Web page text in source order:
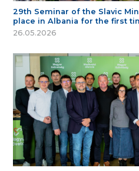
29th Seminar of the Slavic
place in Albania for the first
26.05.2026